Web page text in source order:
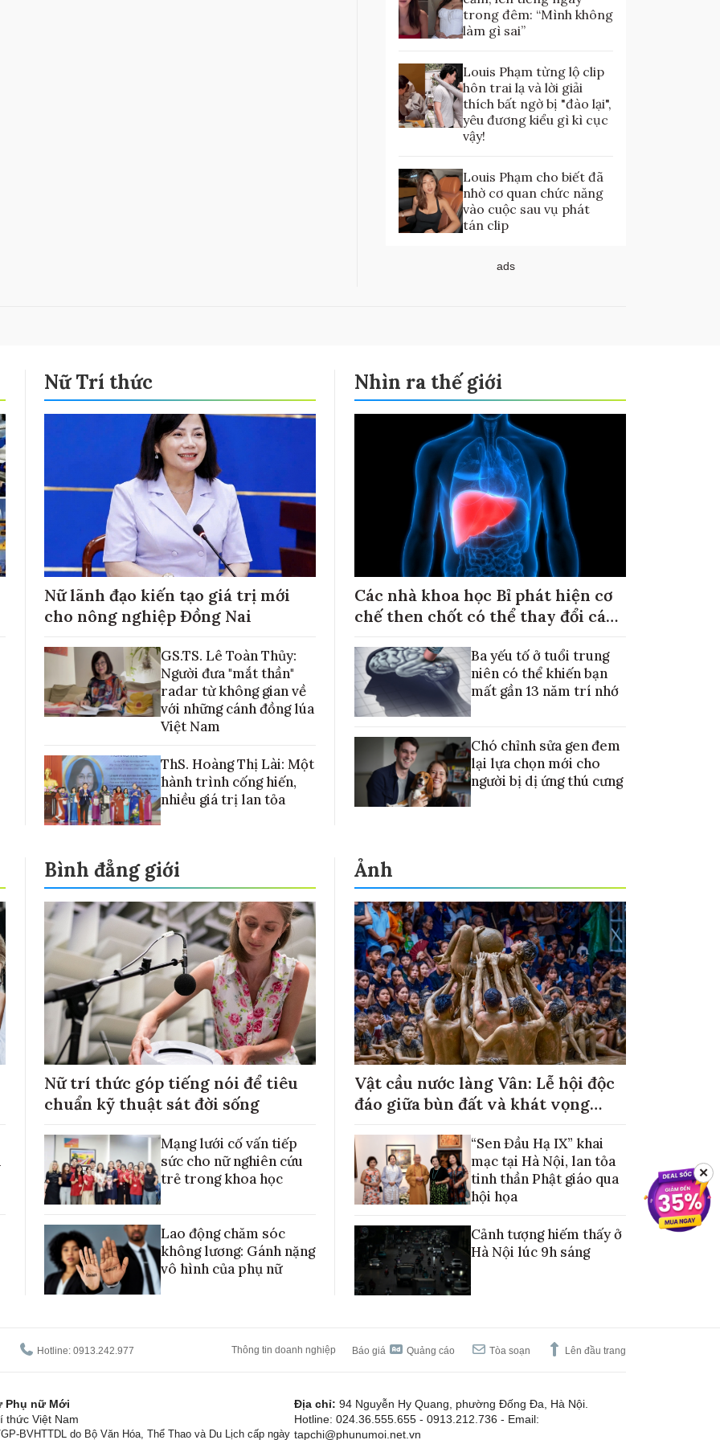
trong đêm: “Mình không
làm gì sai”
Louis Phạm từng lộ clip
hôn trai lạ và lời giải
thích bất ngờ bị "đào lại",
yêu đương kiểu gì kì cục
vậy!
Louis Phạm cho biết đã
nhờ cơ quan chức năng
vào cuộc sau vụ phát
tán clip
ads
Nữ Trí thức
Nữ lãnh đạo kiến tạo giá trị mới
cho nông nghiệp Đồng Nai
GS.TS. Lê Toàn Thủy:
Người đưa "mắt thần"
radar từ không gian về
với những cánh đồng lúa
Việt Nam
ThS. Hoàng Thị Lài: Một
hành trình cống hiến,
nhiều giá trị lan tỏa
Nhìn ra thế giới
Các nhà khoa học Bỉ phát hiện cơ
chế then chốt có thể thay đổi cách
Ba yếu tố ở tuổi trung
niên có thể khiến bạn
mất gần 13 năm trí nhớ
Chó chỉnh sửa gen đem
lại lựa chọn mới cho
người bị dị ứng thú cưng
Bình đẳng giới
Nữ trí thức góp tiếng nói để tiêu
chuẩn kỹ thuật sát đời sống
Mạng lưới cố vấn tiếp
sức cho nữ nghiên cứu
trẻ trong khoa học
Lao động chăm sóc
không lương: Gánh nặng
vô hình của phụ nữ
Ảnh
Vật cầu nước làng Vân: Lễ hội độc
đáo giữa bùn đất và khát vọng
“Sen Đầu Hạ IX” khai
mạc tại Hà Nội, lan tỏa
tinh thần Phật giáo qua
hội họa
Cảnh tượng hiếm thấy ở
Hà Nội lúc 9h sáng
Hotline: 0913.242.977 Thông tin doanh nghiệp Báo giá Quảng cáo Tòa soạn Lên đầu trang
Phụ nữ Mới
thức Việt Nam
BVHTTDL do Bộ Văn Hóa, Thể Thao và Du Lịch cấp ngày
Địa chỉ: 94 Nguyễn Hy Quang, phường Đống Đa, Hà Nội.
Hotline: 024.36.555.655 - 0913.212.736 - Email:
tapchi@phunumoi.net.vn
✕